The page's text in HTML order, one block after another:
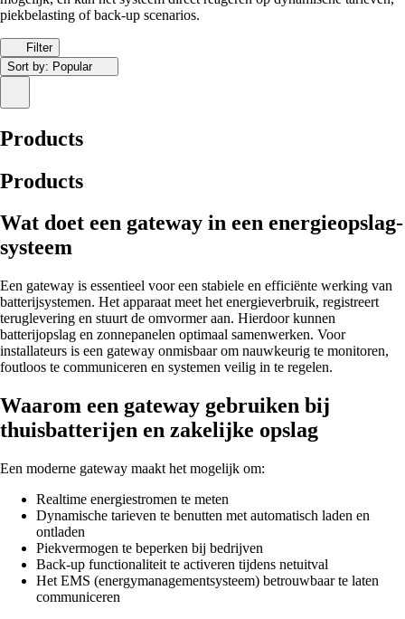
piekbelasting of back-up scenarios.
Filter
Sort by: Popular
Products
Products
Wat doet een gateway in een energieopslag­
systeem
Een gateway is essentieel voor een stabiele en efficiënte werking van
batterijsystemen. Het apparaat meet het energieverbruik, registreert
teruglevering en stuurt de omvormer aan. Hierdoor kunnen
batterijopslag en zonnepanelen optimaal samenwerken. Voor
installateurs is een gateway onmisbaar om nauwkeurig te monitoren,
foutloos te communiceren en systemen veilig in te regelen.
Waarom een gateway gebruiken bij
thuisbatterijen en zakelijke opslag
Een moderne gateway maakt het mogelijk om:
Realtime energiestromen te meten
Dynamische tarieven te benutten met automatisch laden en
ontladen
Piekvermogen te beperken bij bedrijven
Back-up functionaliteit te activeren tijdens netuitval
Het EMS (energymanagementsysteem) betrouwbaar te laten
communiceren